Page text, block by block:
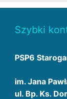
Szybki
PSP6
im. Jana
ul. Bp. Ks.